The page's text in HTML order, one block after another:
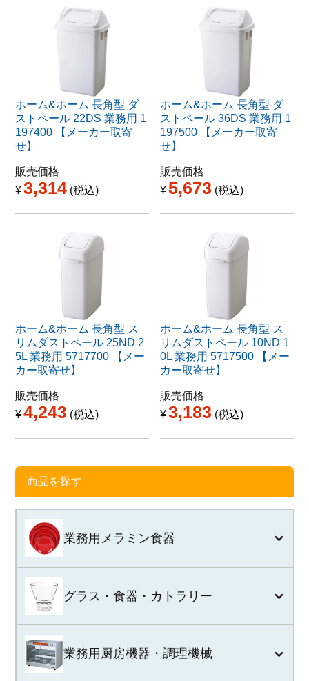
ホーム&ホーム 長角型 ダ
ストペール 22DS 業務用 1
197400 【メーカー取寄
せ】
販売価格
¥3,314 税込
ホーム&ホーム 長角型 ダ
ストペール 36DS 業務用 1
197500 【メーカー取寄
せ】
販売価格
¥5,673 税込
ホーム&ホーム 長角型 ス
リムダストペール 25ND 2
5L 業務用 5717700 【メー
カー取寄せ】
販売価格
¥4,243 税込
ホーム&ホーム 長角型 ス
リムダストペール 10ND 1
0L 業務用 5717500 【メー
カー取寄せ】
販売価格
¥3,183 税込
商品を探す
業務用メラミン食器
グラス・食器・カトラリー
業務用厨房機器・調理機械